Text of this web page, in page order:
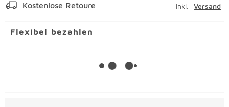
Kostenlose Retoure
inkl.
Versand
Flexibel bezahlen